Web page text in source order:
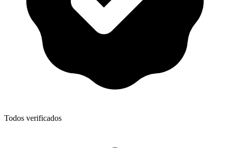
Todos verificados